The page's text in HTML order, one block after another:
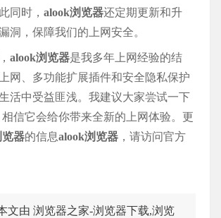
同时， alook浏览器还定期更新和升
洞，保障我们的上网安全。
alook浏览器是我多年上网经验的结
网、多功能扩展插件和安全隐私保护
活中受益匪浅。我建议大家尝试一下
相信它会给你带来全新的上网体验。更
览器的信息alook浏览器 ，请访问官方
文由 浏览器之家-浏览器下载,浏览